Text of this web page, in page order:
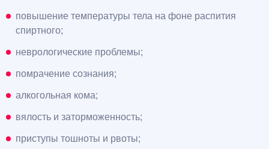
повышение температуры тела на фоне распития
спиртного;
неврологические проблемы;
помрачение сознания;
алкогольная кома;
вялость и заторможенность;
приступы тошноты и рвоты;